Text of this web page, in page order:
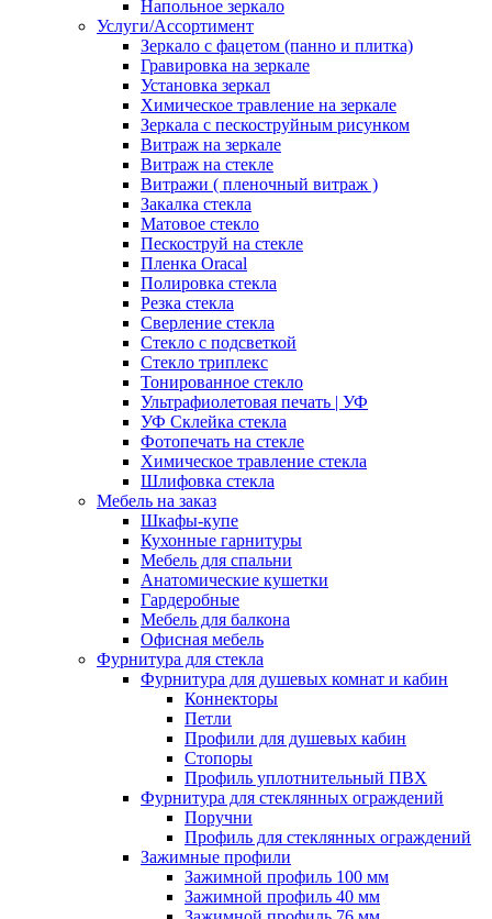
Напольное зеркало
Услуги/Ассортимент
Зеркало с фацетом (панно и плитка)
Гравировка на зеркале
Установка зеркал
Химическое травление на зеркале
Зеркала с пескоструйным рисунком
Витраж на зеркале
Витраж на стекле
Витражи ( пленочный витраж )
Закалка стекла
Матовое стекло
Пескоструй на стекле
Пленка Oracal
Полировка стекла
Резка стекла
Сверление стекла
Стекло с подсветкой
Стекло триплекс
Тонированное стекло
Ультрафиолетовая печать | УФ
УФ Склейка стекла
Фотопечать на стекле
Химическое травление стекла
Шлифовка стекла
Мебель на заказ
Шкафы-купе
Кухонные гарнитуры
Мебель для спальни
Анатомические кушетки
Гардеробные
Мебель для балкона
Офисная мебель
Фурнитура для стекла
Фурнитура для душевых комнат и кабин
Коннекторы
Петли
Профили для душевых кабин
Стопоры
Профиль уплотнительный ПВХ
Фурнитура для стеклянных ограждений
Поручни
Профиль для стеклянных ограждений
Зажимные профили
Зажимной профиль 100 мм
Зажимной профиль 40 мм